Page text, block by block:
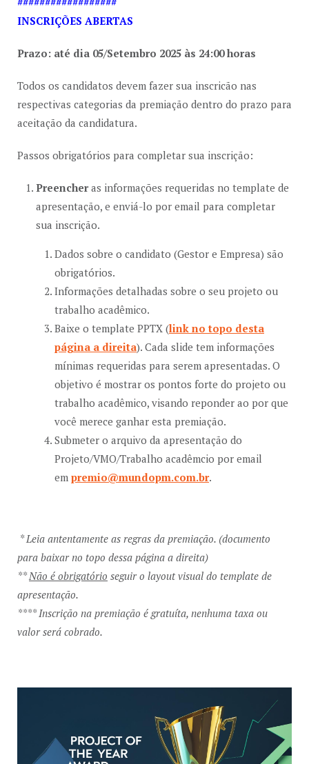
INSCRIÇÕES ABERTAS
Prazo: até dia 05/Setembro 2025 às 24:00 horas
Todos os candidatos devem fazer sua inscricão nas
respectivas categorias da premiação dentro do prazo para
aceitação da candidatura.
Passos obrigatórios para completar sua inscrição:
Preencheras informações requeridas no template de
apresentação, e enviá-lo por email para completar
sua inscrição.
Dados sobre o candidato (Gestor e Empresa) são
obrigatórios.
Informações detalhadas sobre o seu projeto ou
trabalho acadêmico.
Baixe o template PPTX (link no topo desta
página a direita). Cada slide tem informações
mínimas requeridas para serem apresentadas. O
objetivo é mostrar os pontos forte do projeto ou
trabalho acadêmico, visando reponder ao por que
você merece ganhar esta premiação.
Submeter o arquivo da apresentação do
Projeto/VMO/Trabalho acadêmcio por email
em premio@mundopm.com.br.
* Leia antentamente as regras da premiação. (documento
para baixar no topo dessa página a direita)
**Não é obrigatório seguir o layout visual do template de
apresentação.
**** Inscrição na premiação é gratuíta, nenhuma taxa ou
valor será cobrado.